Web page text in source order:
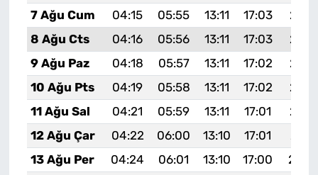
7 Ağu Cum
04:15 05:55 13:11 17:03
8 Ağu Cts
04:16 05:56 13:11 17:03
9 Ağu Paz
04:18 05:57 13:11 17:02
10 Ağu Pts
04:19 05:58 13:11 17:02
11 Ağu Sal
04:21 05:59 13:11 17:01
12 Ağu Çar
04:22 06:00 13:10 17:01
20:11
13 Ağu Per
04:24 06:01 13:10 17:00